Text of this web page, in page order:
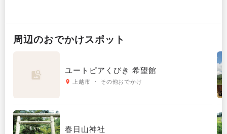
周辺のおでかけスポット
ユートピアくびき 希望館
上越市 ・ その他おでかけ
春日山神社